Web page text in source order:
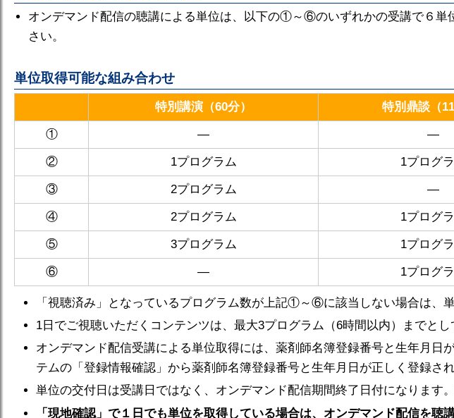
オンデマンド配信の聴講による単位は、以下の①～⑥のいずれかの受講で６
さい。
単位取得可能な組み合わせ
特別講演（60分） 特別鼎談（
① ― ―
② 1プログラム 1プログ
③ 2プログラム ―
④ 2プログラム 1プログ
⑤ 3プログラム 1プログ
⑥ ― 1プログ
「視聴済み」となっているプログラム数が上記①～⑥に該当しない場合は、
1日でご視聴いただくコンテンツは、最大3プログラム（6時間以内）までとし
オンデマンド配信受講による単位取得には、薬剤師名簿登録番号と生年月
テムの「登録情報確認」から薬剤師名簿登録番号と生年月日が正しく登録さ
単位の交付日は受講日ではなく、オンデマンド配信期間終了日付になります
「現地確認」で１日でも単位を取得している場合は、オンデマンド配信を聴